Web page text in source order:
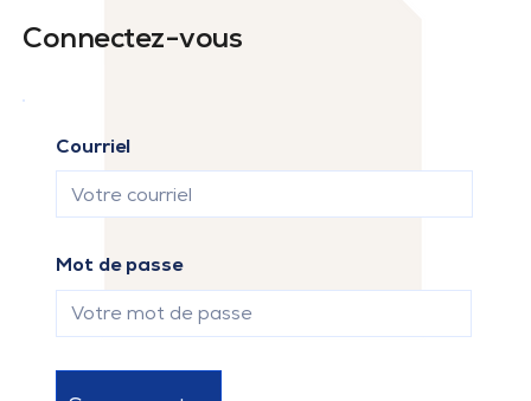
Connectez-vous
Courriel
Mot de passe